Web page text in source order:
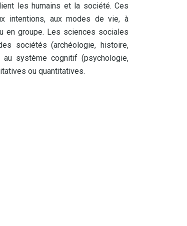
les humains et la société. Ces
intentions, aux modes de vie, à
en groupe. Les sciences sociales
sociétés (archéologie, histoire,
au système cognitif (psychologie,
ou quantitatives.